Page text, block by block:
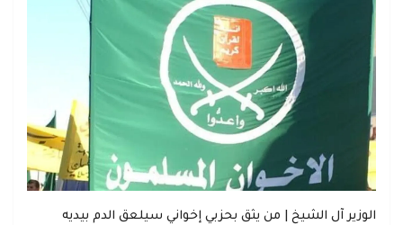
الوزير آل الشيخ | من يثق بحزبي إخواني سيلعق الدم بيديه